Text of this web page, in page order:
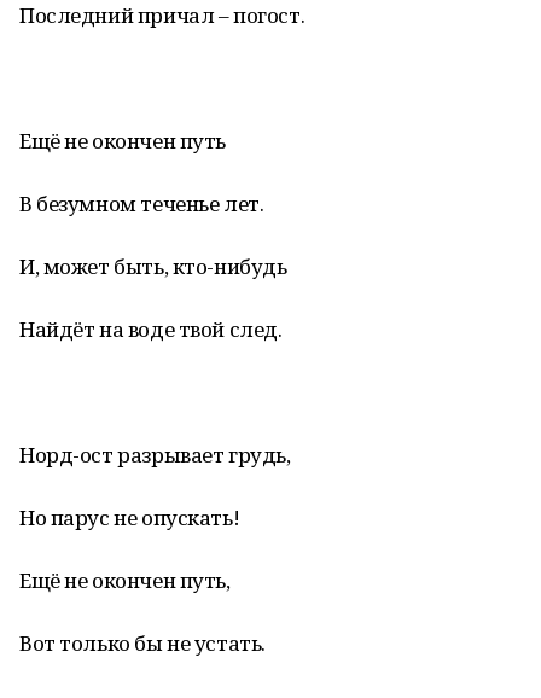
Последний причал – погост.
Ещё не окончен путь
В безумном теченье лет.
И, может быть, кто-нибудь
Найдёт на воде твой след.
Норд-ост разрывает грудь,
Но парус не опускать!
Ещё не окончен путь,
Вот только бы не устать.